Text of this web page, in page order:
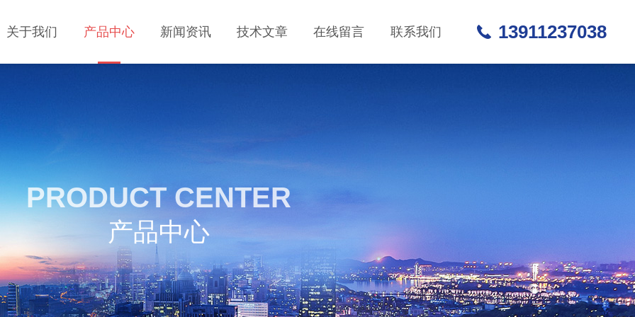
关于我们 产品中心 新闻资讯 技术文章 在线留言 联系我们 13911237038
PRODUCT CENTER
产品中心